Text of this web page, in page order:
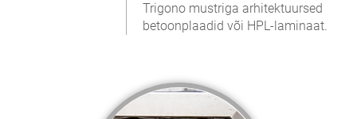
Trigono mustriga arhitektuursed
betoonplaadid või HPL-laminaat.